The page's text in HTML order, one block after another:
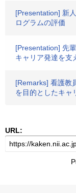
[Presentation] 新
ログラムの評価
[Presentation] 先
キャリア発達を支
[Remarks] 看護教
を目的としたキャ
URL: